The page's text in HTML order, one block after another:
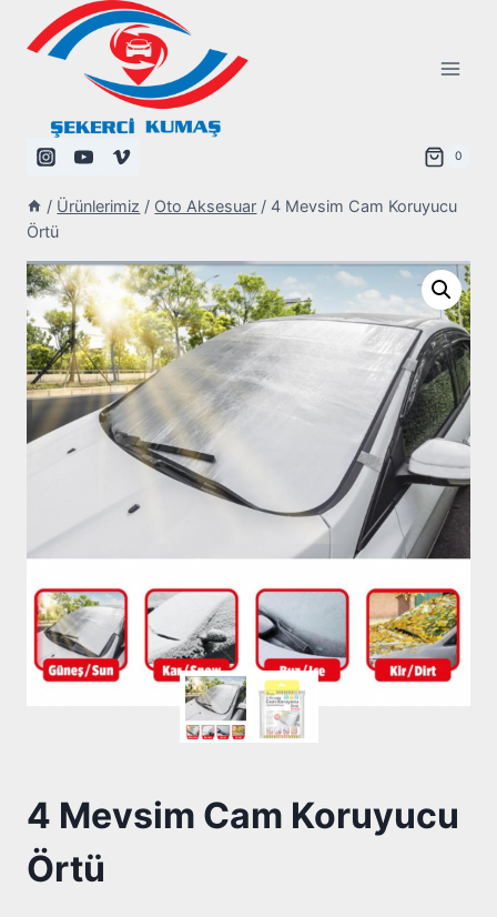
0
/ Ürünlerimiz / Oto Aksesuar / 4 Mevsim Cam Koruyucu
Örtü
4 Mevsim Cam Koruyucu
Örtü